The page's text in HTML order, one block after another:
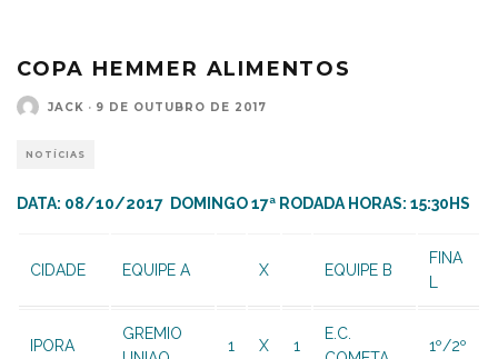
COPA HEMMER ALIMENTOS
JACK · 9 DE OUTUBRO DE 2017
NOTÍCIAS
DATA: 08/10/2017 DOMINGO 17ª RODADA HORAS: 15:30HS
CIDADE EQUIPE A X EQUIPE B
FINA
L
IPORA
GREMIO
1 X 1
E.C.
1º/2º